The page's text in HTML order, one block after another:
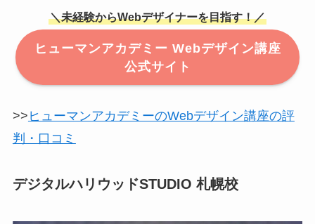
＼未経験からWebデザイナーを目指す！／
ヒューマンアカデミー Webデザイン講座
公式サイト
>> ヒューマンアカデミーのWebデザイン講座の評
判・口コミ
デジタルハリウッドSTUDIO 札幌校